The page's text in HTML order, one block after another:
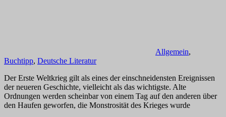
Allgemein,
Buchtipp, Deutsche Literatur
Der Erste Weltkrieg gilt als eines der einschneidensten Ereignissen
der neueren Geschichte, vielleicht als das wichtigste. Alte
Ordnungen werden scheinbar von einem Tag auf den anderen über
den Haufen geworfen, die Monstrosität des Krieges wurde